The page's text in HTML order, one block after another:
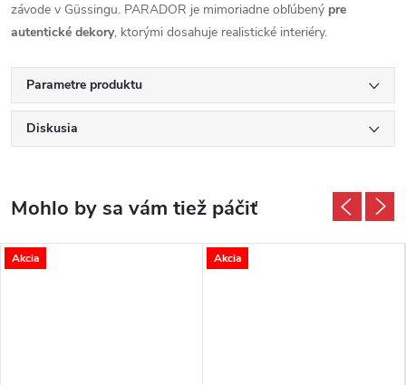
závode v Güssingu. PARADOR je mimoriadne obľúbený pre
autentické dekory, ktorými dosahuje realistické interiéry.
Parametre produktu
Diskusia
Akcia Akcia